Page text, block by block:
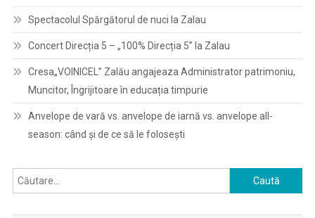
Spectacolul Spărgătorul de nuci la Zalau
Concert Direcția 5 – „100% Direcția 5” la Zalau
Cresa„VOINICEL” Zalău angajeaza Administrator patrimoniu,
Muncitor, Îngrijitoare în educația timpurie
Anvelope de vară vs. anvelope de iarnă vs. anvelope all-
season: când și de ce să le folosești
Caută
după: